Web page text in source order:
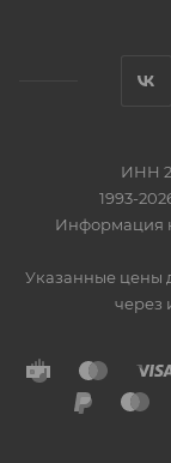
ИНН
1993-
Информация
Указанные цены
через